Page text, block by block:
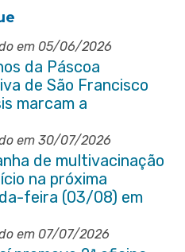
em 05/06/2026
da Páscoa
de São Francisco
marcam a
de Corpus Christi
em 30/07/2026
de multivacinação
na próxima
feira (03/08) em
em 07/07/2026